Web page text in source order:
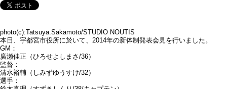
photo(c):Tatsuya.Sakamoto/STUDIO NOUTIS
本日、宇都宮市役所に於いて、2014年の新体制発表会見を行いました。
GM：
廣瀬佳正（ひろせよしまさ/36）
監督：
清水裕輔（しみずゆうすけ/32）
選手：